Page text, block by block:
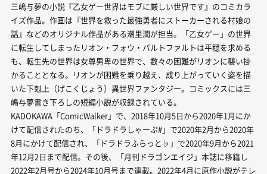
三嶋与夢の小説『乙女ゲー世界はモブに厳しい世界です』のコミカラ
イズ作品。作画は『世界を救った最強勇者にストーカーされる村娘の
話』などのオリジナル作品がある潮里潤が担当。「乙女ゲー」の世界
に転生してしまったリオン・フォウ・バルトファルトは平穏を求める
も、転生先の世界は女尊男卑の世界で、数々の困難がリオンに襲い掛
かることとなる。リオンが困難を乗り越え、成り上がっていく姿を描
いた下剋上（げこくじょう）異世界ファンタジー。コミックスには三
嶋与夢書き下ろしの短編小説が収録されている。
KADOKAWA「ComicWalker」で、2018年10月5日から2020年1月にか
けて配信されたのち、「ドラドラしゃーぷ#」で2020年2月から2020年
8月にかけて配信され、「ドラドラふらっと♭」で2020年9月から2021
年12月2日まで配信。その後、「月刊ドラゴンエイジ」本誌に移籍し
2022年2月号から2024年10月号まで連載。2022年4月に原作小説がテレ